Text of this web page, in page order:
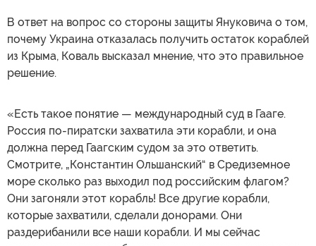
В ответ на вопрос со стороны защиты Януковича о том,
почему Украина отказалась получить остаток кораблей
из Крыма, Коваль высказал мнение, что это правильное
решение.
«Есть такое понятие — международный суд в Гааге.
Россия по-пиратски захватила эти корабли, и она
должна перед Гаагским судом за это ответить.
Смотрите, „Константин Ольшанский“ в Средиземное
море сколько раз выходил под российским флагом?
Они загоняли этот корабль! Все другие корабли,
которые захватили, сделали донорами. Они
раздерибанили все наши корабли. И мы сейчас